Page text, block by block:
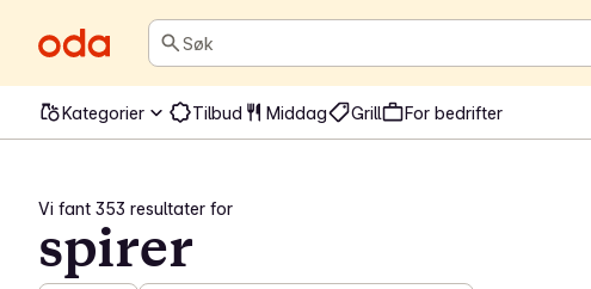
Søk
Kategorier Tilbud Middag Grill For bedrifter
Vi fant 353 resultater for
spirer